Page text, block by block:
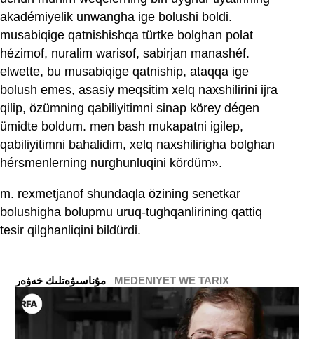
akadémiyelik unwangha ige bolushi boldi.
musabiqige qatnishishqa türtke bolghan polat
hézimof, nuralim warisof, sabirjan manashéf.
elwette, bu musabiqige qatniship, ataqqa ige
bolush emes, asasiy meqsitim xelq naxshilirini ijra
qilip, özümning qabiliyitimni sinap körey dégen
ümidte boldum. men bash mukapatni igilep,
qabiliyitimni bahalidim, xelq naxshilirigha bolghan
hérsmenlerning nurghunluqini kördüm».
m. rexmetjanof shundaqla özining senetkar
bolushigha bolupmu uruq-tughqanlirining qattiq
tesir qilghanliqini bildürdi.
MEDENIYET WE TARIX